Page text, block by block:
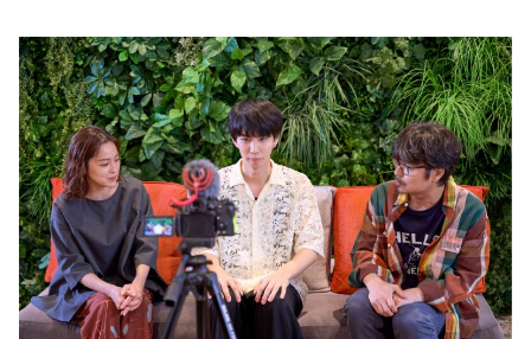
ポツンと一軒家
ザキ山小屋本館
ぺこぱのまるスポ
アナ回覧板